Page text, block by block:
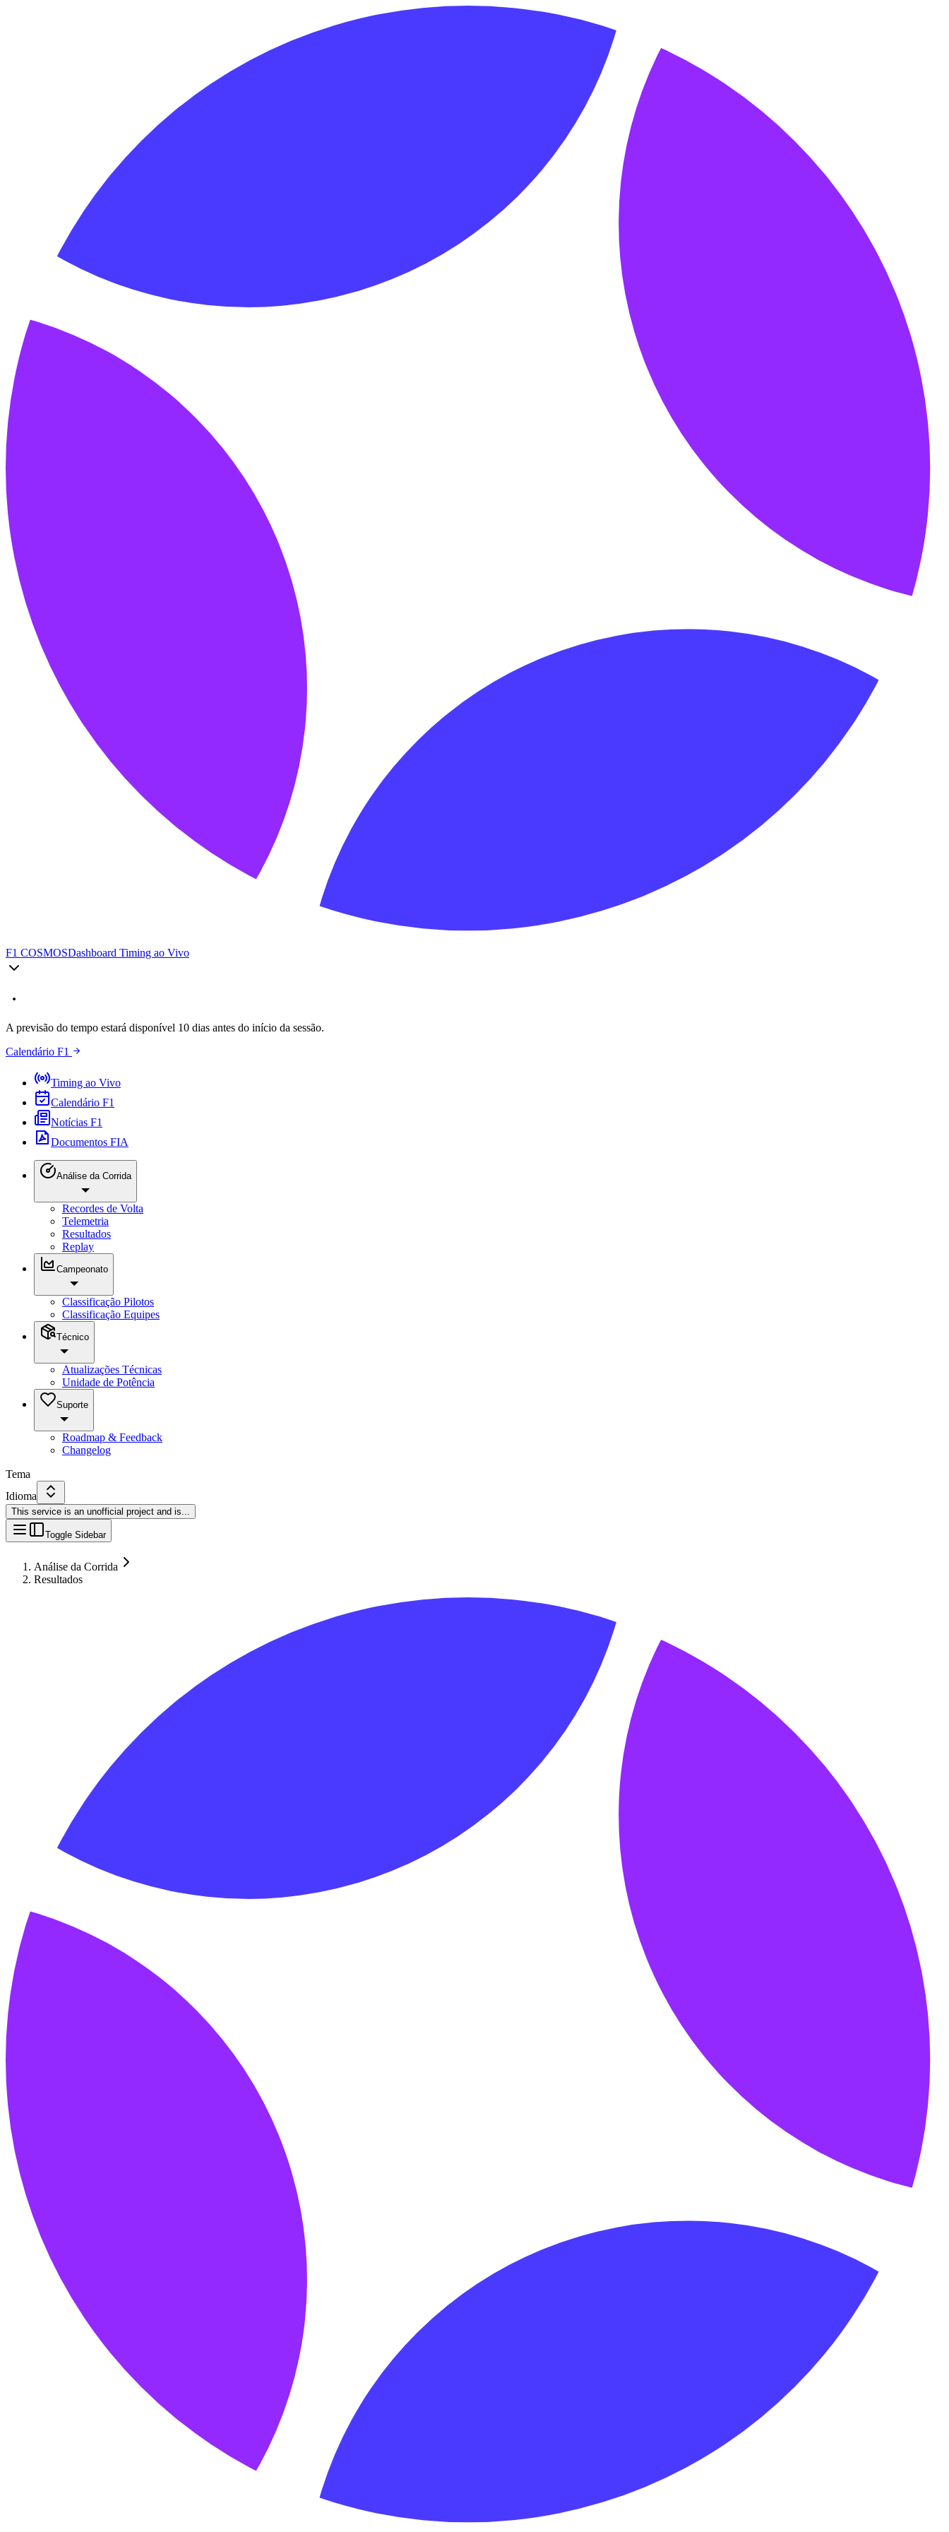
F1 COSMOSDashboard Timing ao Vivo
A previsão do tempo estará disponível 10 dias antes do início da sessão.
Calendário F1
Timing ao Vivo
Calendário F1
Notícias F1
Documentos FIA
Análise da Corrida
Recordes de Volta
Telemetria
Resultados
Replay
Campeonato
Classificação Pilotos
Classificação Equipes
Técnico
Atualizações Técnicas
Unidade de Potência
Suporte
Roadmap & Feedback
Changelog
Tema
Idioma
This service is an unofficial project and is...
Toggle Sidebar
Análise da Corrida
Resultados